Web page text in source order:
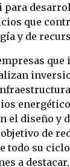
para
que
y de
que
el diseño y
de
todo su
a